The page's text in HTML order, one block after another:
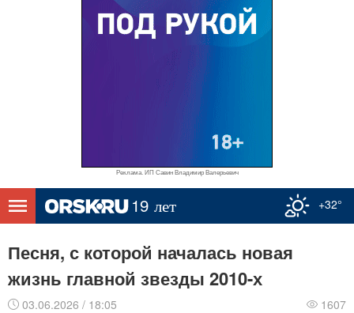
Реклама. ИП Савин Владимир Валерьевич
+32°
Песня, с которой началась новая
жизнь главной звезды 2010-х
03.06.2026 / 18:05 1607